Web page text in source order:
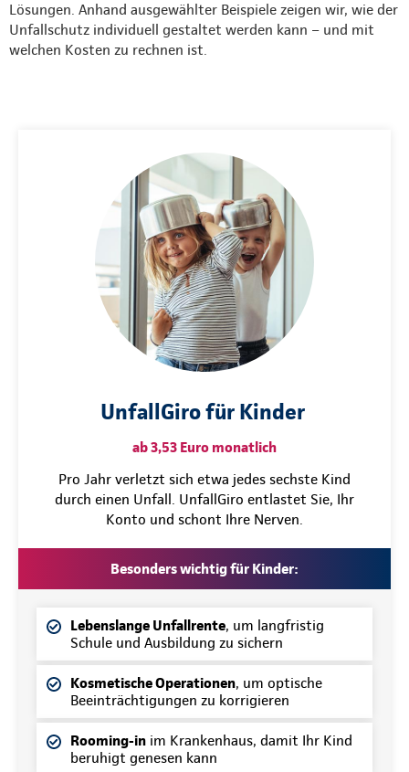
Lösungen. Anhand ausgewählter Beispiele zeigen wir, wie der
Unfallschutz individuell gestaltet werden kann – und mit
welchen Kosten zu rechnen ist.
UnfallGiro für Kinder
ab 3,53 Euro monatlich
Pro Jahr verletzt sich etwa jedes sechste Kind
durch einen Unfall. UnfallGiro entlastet Sie, Ihr
Konto und schont Ihre Nerven.
Besonders wichtig für Kinder:
Lebenslange Unfallrente, um langfristig
Schule und Ausbildung zu sichern
Kosmetische Operationen, um optische
Beeinträchtigungen zu korrigieren
Rooming-in im Krankenhaus, damit Ihr Kind
beruhigt genesen kann